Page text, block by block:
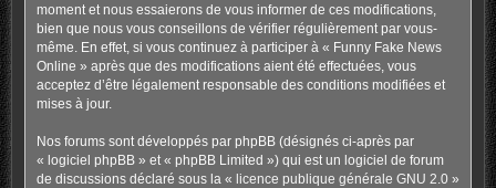
moment et nous essaierons de vous informer de ces modifications,
bien que nous vous conseillons de vérifier régulièrement par vous-
même. En effet, si vous continuez à participer à « Funny Fake News
Online » après que des modifications aient été effectuées, vous
acceptez d’être légalement responsable des conditions modifiées et
mises à jour.
Nos forums sont développés par phpBB (désignés ci-après par
« logiciel phpBB » et « phpBB Limited ») qui est un logiciel de forum
de discussions déclaré sous la « licence publique générale GNU 2.0»